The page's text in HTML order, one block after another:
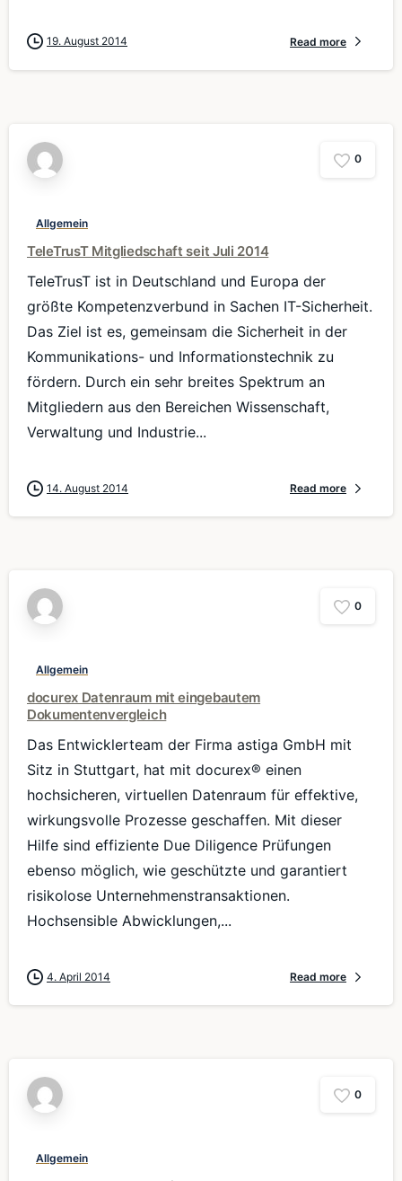
19. August 2014 Read more
0
Allgemein
TeleTrusT Mitgliedschaft seit Juli 2014
TeleTrusT ist in Deutschland und Europa der
größte Kompetenzverbund in Sachen IT-Sicherheit.
Das Ziel ist es, gemeinsam die Sicherheit in der
Kommunikations- und Informationstechnik zu
fördern. Durch ein sehr breites Spektrum an
Mitgliedern aus den Bereichen Wissenschaft,
Verwaltung und Industrie...
14. August 2014 Read more
0
Allgemein
docurex Datenraum mit eingebautem
Dokumentenvergleich
Das Entwicklerteam der Firma astiga GmbH mit
Sitz in Stuttgart, hat mit docurex® einen
hochsicheren, virtuellen Datenraum für effektive,
wirkungsvolle Prozesse geschaffen. Mit dieser
Hilfe sind effiziente Due Diligence Prüfungen
ebenso möglich, wie geschützte und garantiert
risikolose Unternehmenstransaktionen.
Hochsensible Abwicklungen,...
4. April 2014 Read more
0
Allgemein